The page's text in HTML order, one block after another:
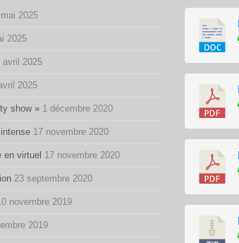
2025
2025
avril 2025
2025
show » 1 décembre 2020
17 novembre 2020
en virtuel 17 novembre 2020
23 septembre 2020
novembre 2019
2019